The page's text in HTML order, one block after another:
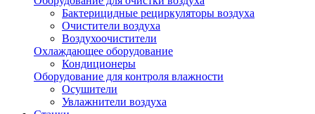
Бактерицидные рециркуляторы воздуха
Очистители воздуха
Воздухоочистители
Охлаждающее оборудование
Кондиционеры
Оборудование для контроля влажности
Осушители
Увлажнители воздуха